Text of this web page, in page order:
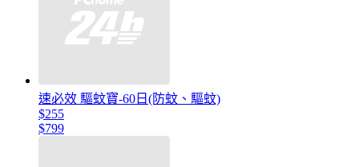
速必效 驅蚊寶-60日(防蚊、驅蚊)
$255
$799